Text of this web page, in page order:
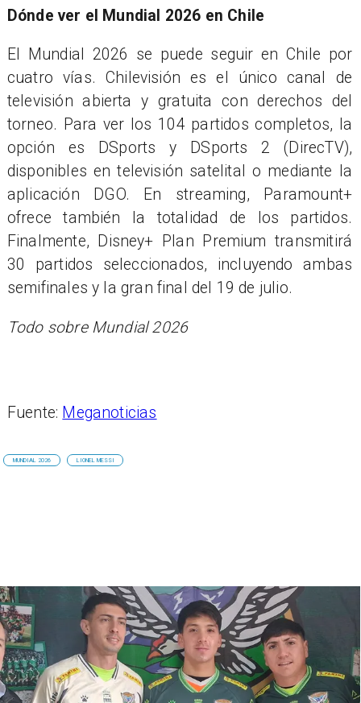
Dónde ver el Mundial 2026 en Chile
El Mundial 2026 se puede seguir en Chile por
cuatro vías. Chilevisión es el único canal de
televisión abierta y gratuita con derechos del
torneo. Para ver los 104 partidos completos, la
opción es DSports y DSports 2 (DirecTV),
disponibles en televisión satelital o mediante la
aplicación DGO. En streaming, Paramount+
ofrece también la totalidad de los partidos.
Finalmente, Disney+ Plan Premium transmitirá
30 partidos seleccionados, incluyendo ambas
semifinales y la gran final del 19 de julio.
Todo sobre Mundial 2026
Fuente: Meganoticias
MUNDIAL 2026 LIONEL MESSI